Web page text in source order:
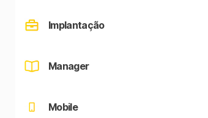
Implantação
Manager
Mobile